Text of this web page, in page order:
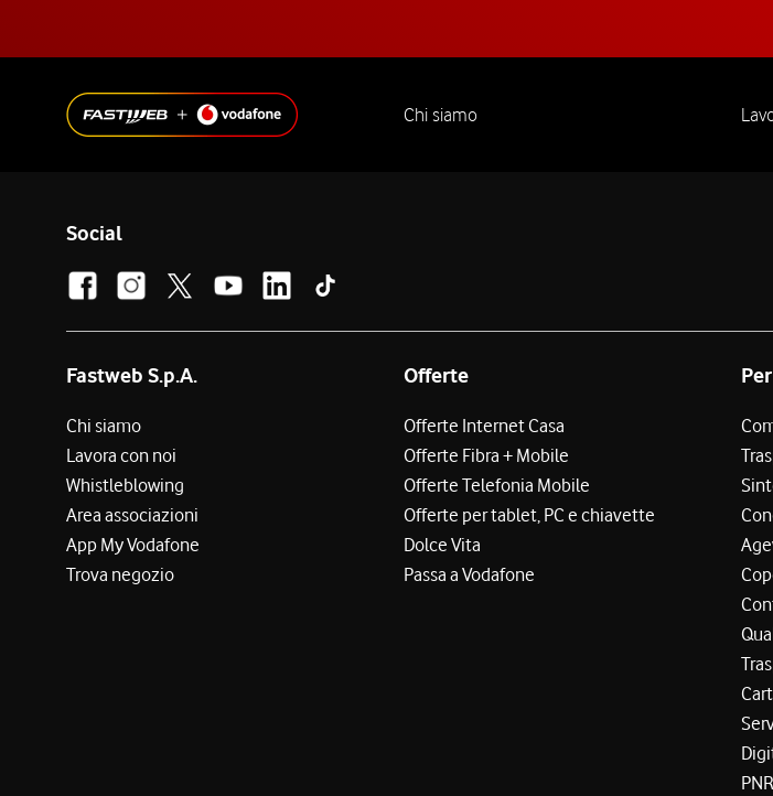
Chi siamo
Social
Fastweb S.p.A.
Chi siamo
Lavora con noi
Whistleblowing
Area associazioni
App My Vodafone
Trova negozio
Offerte
Offerte Internet Casa
Offerte Fibra + Mobile
Offerte Telefonia Mobile
Offerte per tablet, PC e chiavette
Dolce Vita
Passa a Vodafone